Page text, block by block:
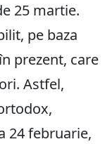
25 martie.
pe baza
prezent, care
Astfel,
24 februarie,